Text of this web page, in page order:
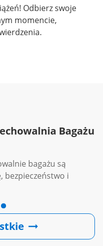
Bagażu
bagażu są
bezpieczeństwo i
Odbierz swoje
momencie,